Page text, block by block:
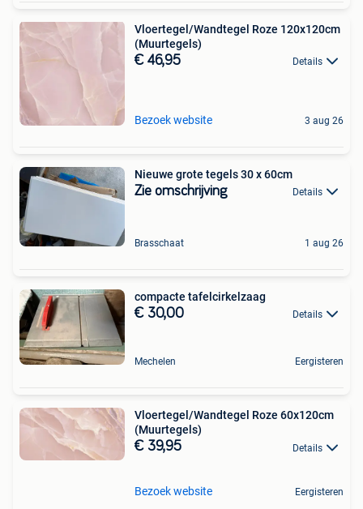
Vloertegel/Wandtegel Roze 120x120cm
(Muurtegels)
€ 46,95 Details
Bezoek website 3 aug 26
Nieuwe grote tegels 30 x 60cm
Zie omschrijving Details
Brasschaat 1 aug 26
compacte tafelcirkelzaag
€ 30,00 Details
Mechelen Eergisteren
Vloertegel/Wandtegel Roze 60x120cm
(Muurtegels)
€ 39,95 Details
Bezoek website Eergisteren